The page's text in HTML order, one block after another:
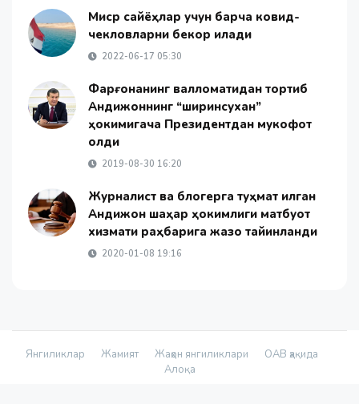
Миср сайёҳлар учун барча ковид-
чекловларни бекор қилади
2022-06-17 05:30
Фарғонанинг валломатидан тортиб
Андижоннинг “ширинсухан”
ҳокимигача Президентдан мукофот
олди
2019-08-30 16:20
Журналист ва блогерга туҳмат қилган
Андижон шаҳар ҳокимлиги матбуот
хизмати раҳбарига жазо тайинланди
2020-01-08 19:16
Янгиликлар Жамият Жаҳон янгиликлари
ОАВ ҳақида
Алоқа